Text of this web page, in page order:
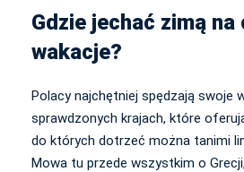
Gdzie jechać zimą na
wakacje?
Polacy najchętniej spędzają swoje
sprawdzonych krajach, które
do których dotrzeć można tanimi
Mowa tu przede wszystkim o